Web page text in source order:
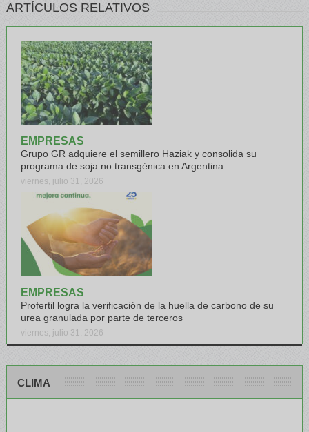
ARTÍCULOS RELATIVOS
EMPRESAS
Grupo GR adquiere el semillero Haziak y consolida su
programa de soja no transgénica en Argentina
viernes, julio 31, 2026
EMPRESAS
Profertil logra la verificación de la huella de carbono de su
urea granulada por parte de terceros
viernes, julio 31, 2026
CLIMA